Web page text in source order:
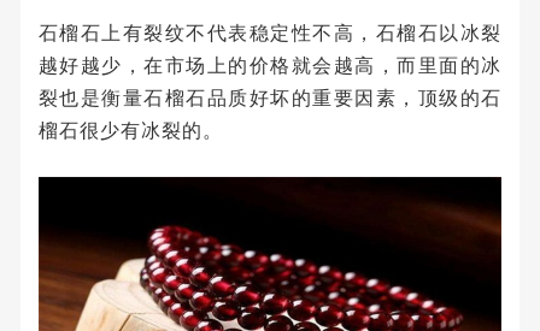
石榴石上有裂纹不代表稳定性不高，石榴石以冰裂
越好越少，在市场上的价格就会越高，而里面的冰
裂也是衡量石榴石品质好坏的重要因素，顶级的石
榴石很少有冰裂的。